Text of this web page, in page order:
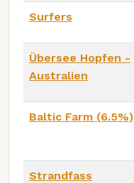
Surfers
Übersee Hopfen -
Australien
Baltic Farm (6.5%)
Strandfass